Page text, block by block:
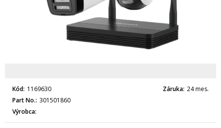
Kód 1169630
Part No. 301501860
Výrobca
Záruka 24 mes.